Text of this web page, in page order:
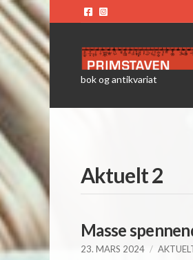
bok og antikvariat
Aktuelt 2
Masse
23. MARS 2024